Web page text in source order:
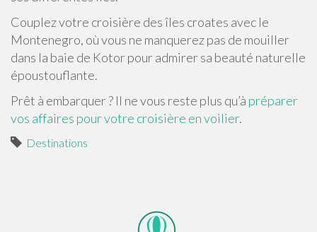
Couplez votre croisière des îles croates avec le
Montenegro, où vous ne manquerez pas de mouiller
dans la baie de Kotor pour admirer sa beauté naturelle
époustouflante.
Prêt à embarquer ? Il ne vous reste plus qu’à préparer
vos affaires pour votre croisière en voilier.
Destinations